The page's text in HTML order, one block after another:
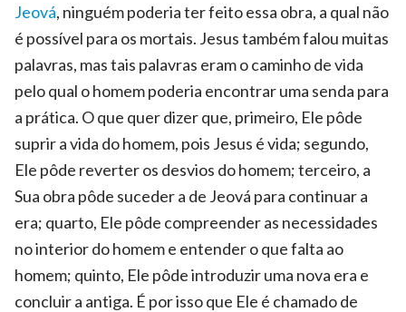
Jeová, ninguém poderia ter feito essa obra, a qual não
é possível para os mortais. Jesus também falou muitas
palavras, mas tais palavras eram o caminho de vida
pelo qual o homem poderia encontrar uma senda para
a prática. O que quer dizer que, primeiro, Ele pôde
suprir a vida do homem, pois Jesus é vida; segundo,
Ele pôde reverter os desvios do homem; terceiro, a
Sua obra pôde suceder a de Jeová para continuar a
era; quarto, Ele pôde compreender as necessidades
no interior do homem e entender o que falta ao
homem; quinto, Ele pôde introduzir uma nova era e
concluir a antiga. É por isso que Ele é chamado de